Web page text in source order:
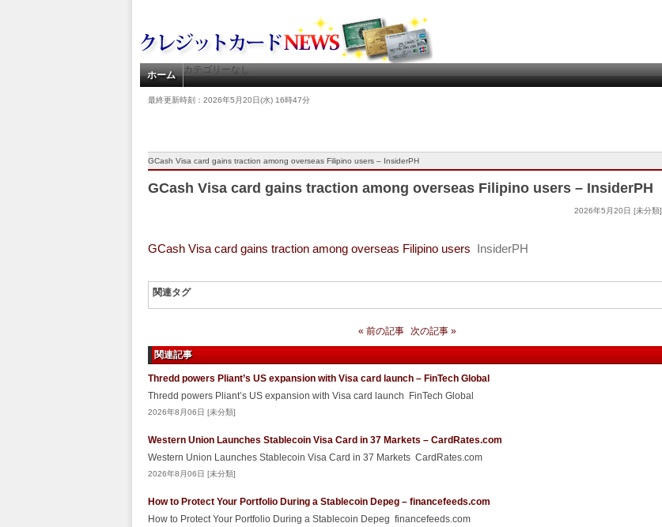
ホーム カテゴリーなし
最終更新時刻：2026年5月20日(水) 16時47分
GCash Visa card gains traction among overseas Filipino users – InsiderPH
GCash Visa card gains traction among overseas Filipino users – InsiderPH
2026年5月20日 [未分類]
GCash Visa card gains traction among overseas Filipino users InsiderPH
関連タグ
« 前の記事 次の記事 »
関連記事
Thredd powers Pliant’s US expansion with Visa card launch – FinTech Global
Thredd powers Pliant’s US expansion with Visa card launch FinTech Global
2026年8月06日 [未分類]
Western Union Launches Stablecoin Visa Card in 37 Markets – CardRates.com
Western Union Launches Stablecoin Visa Card in 37 Markets CardRates.com
2026年8月06日 [未分類]
How to Protect Your Portfolio During a Stablecoin Depeg – financefeeds.com
How to Protect Your Portfolio During a Stablecoin Depeg financefeeds.com